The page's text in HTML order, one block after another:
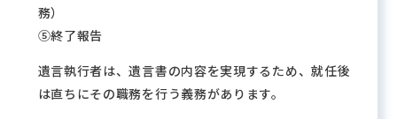
務）
⑤終了報告
遺言執行者は、遺言書の内容を実現するため、就任後
は直ちにその職務を行う義務があります。